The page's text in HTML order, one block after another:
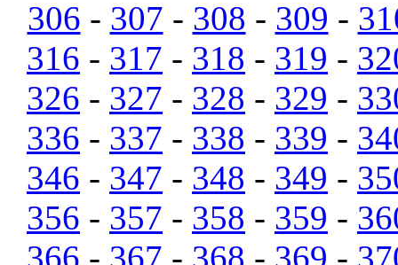
306 - 307 - 308 - 309 -
316 - 317 - 318 - 319 -
326 - 327 - 328 - 329 -
336 - 337 - 338 - 339 -
346 - 347 - 348 - 349 -
356 - 357 - 358 - 359 -
366 - 367 - 368 - 369 -